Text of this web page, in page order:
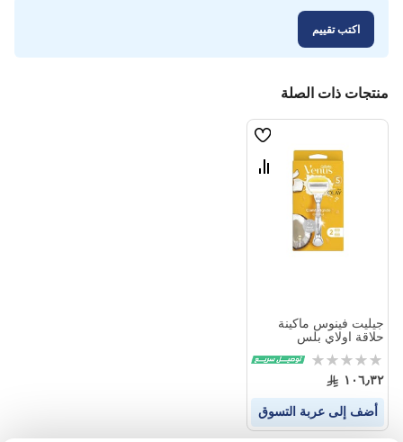
اكتب تقييم
منتجات ذات الصلة
قائمة
قارن
جيليت فينوس ماكينة
حلاقة اولاي بلس
كومفورت جلايد 5 شفرات
Rating:
0%
١٠٦٫٣٢
أضف إلى عربة التسوق